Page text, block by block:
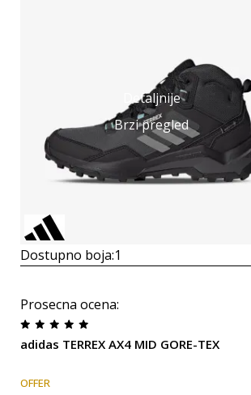
Detaljnije
Brzi pregled
Dostupno boja:1
Prosecna ocena:
adidas TERREX AX4 MID GORE-TEX
OFFER